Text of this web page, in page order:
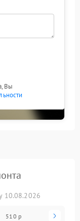
Вы
10.08.2026
510 р